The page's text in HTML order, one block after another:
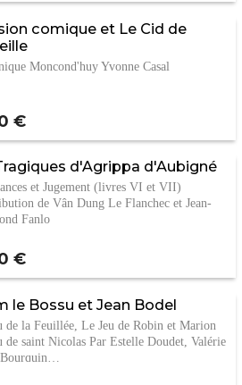
comique et Le Cid de
Moncond'huy Yvonne Casal
€
d'Agrippa d'Aubigné
et Jugement (livres VI et VII)
de Vân Dung Le Flanchec et Jean-
Fanlo
€
le Bossu et Jean Bodel
de la Feuillée, Le Jeu de Robin et Marion
de saint Nicolas Par Estelle Doudet, Valérie